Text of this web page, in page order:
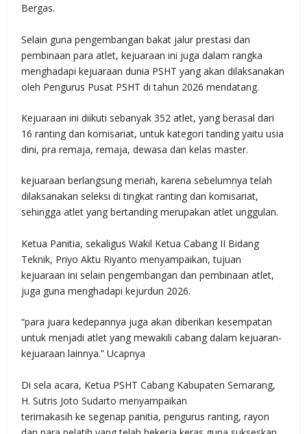
Bergas.
Selain guna pengembangan bakat jalur prestasi dan
pembinaan para atlet, kejuaraan ini juga dalam rangka
menghadapi kejuaraan dunia PSHT yang akan dilaksanakan
oleh Pengurus Pusat PSHT di tahun 2026 mendatang.
Kejuaraan ini diikuti sebanyak 352 atlet, yang berasal dari
16 ranting dan komisariat, untuk kategori tanding yaitu usia
dini, pra remaja, remaja, dewasa dan kelas master.
kejuaraan berlangsung meriah, karena sebelumnya telah
dilaksanakan seleksi di tingkat ranting dan komisariat,
sehingga atlet yang bertanding merupakan atlet unggulan.
Ketua Panitia, sekaligus Wakil Ketua Cabang II Bidang
Teknik, Priyo Aktu Riyanto menyampaikan, tujuan
kejuaraan ini selain pengembangan dan pembinaan atlet,
juga guna menghadapi kejurdun 2026.
“para juara kedepannya juga akan diberikan kesempatan
untuk menjadi atlet yang mewakili cabang dalam kejuaran-
kejuaraan lainnya.” Ucapnya
Di sela acara, Ketua PSHT Cabang Kabupaten Semarang,
H. Sutris Joto Sudarto menyampaikan
terimakasih ke segenap panitia, pengurus ranting, rayon